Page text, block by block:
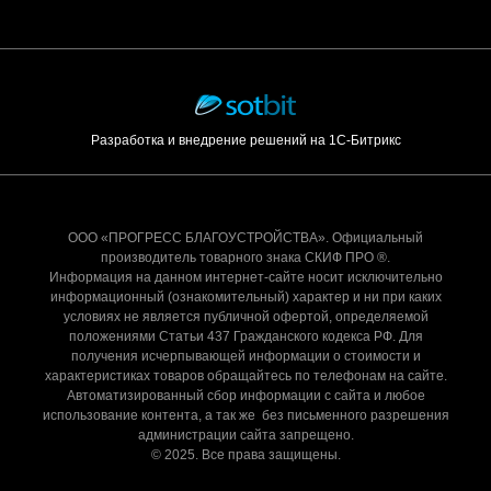
Разработка и внедрение решений на 1С-Битрикс
ООО «ПРОГРЕСС БЛАГОУСТРОЙСТВА». Официальный
производитель товарного знака СКИФ ПРО ®.
Информация на данном интернет-сайте носит исключительно
информационный (ознакомительный) характер и ни при каких
условиях не является публичной офертой, определяемой
положениями Статьи 437 Гражданского кодекса РФ. Для
получения исчерпывающей информации о стоимости и
характеристиках товаров обращайтесь по телефонам на сайте.
Автоматизированный сбор информации с сайта и любое
использование контента, а так же без письменного разрешения
администрации сайта запрещено.
© 2025. Все права защищены.